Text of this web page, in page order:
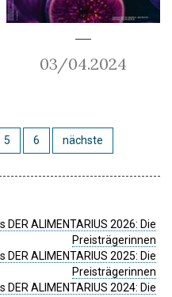
03/04.2024
5 6 nächste
ALIMENTARIUS 2026: Die
Preisträgerinnen
ALIMENTARIUS 2025: Die
Preisträgerinnen
ALIMENTARIUS 2024: Die